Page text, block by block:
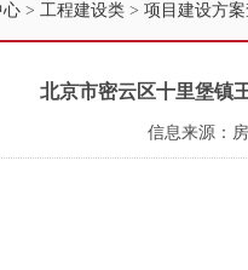
心 > 工程建设类 > 项目建设方
北京市密云区十里堡镇
信息来源：